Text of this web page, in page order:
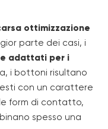
ottimizzazione
parte dei casi, i
adattati per i
i bottoni risultano
con un carattere
form di contatto,
spesso una